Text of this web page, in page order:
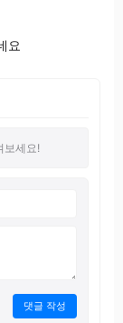
요
보세요!
댓글 작성